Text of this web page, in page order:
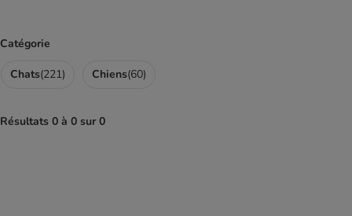
Catégorie
Chats(221) Chiens(60)
Résultats 0 à 0 sur 0